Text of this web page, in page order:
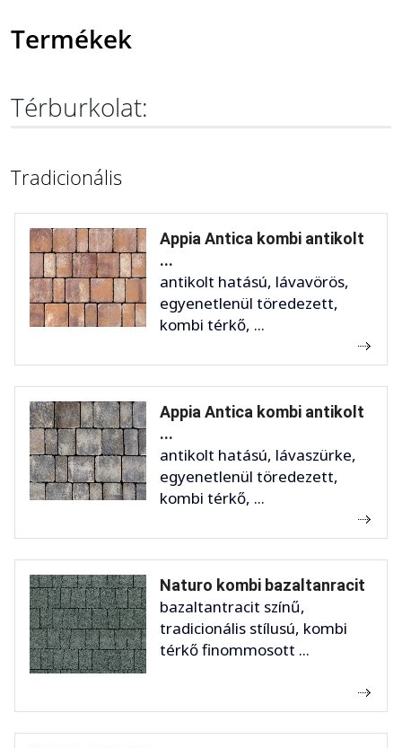
Termékek
Térburkolat:
Tradicionális
Appia Antica kombi antikolt
...
antikolt hatású, lávavörös,
egyenetlenül töredezett,
kombi térkő, ...
Appia Antica kombi antikolt
...
antikolt hatású, lávaszürke,
egyenetlenül töredezett,
kombi térkő, ...
Naturo kombi bazaltanracit
bazaltantracit színű,
tradicionális stílusú, kombi
térkő finommosott ...